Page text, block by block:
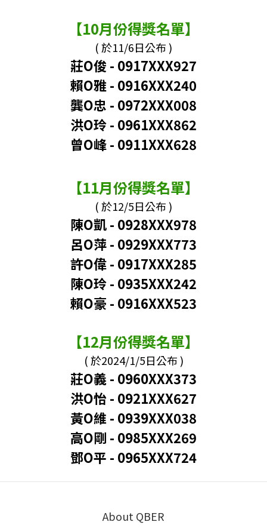
【10月份得獎名單】
( 於11/6日公布 )
莊O俊 - 0917XXX927
賴O雅- 0916XXX240
龔O忠 - 0972XXX008
洪O玲 - 0961XXX862
曾O峰 - 0911XXX628
【11月份得獎名單】
( 於12/5日公布 )
陳O凱 - 0928XXX978
呂O萍- 0929XXX773
許O偉- 0917XXX285
陳O玲 - 0935XXX242
賴O豪 - 0916XXX523
【12月份得獎名單】
( 於2024/1/5日公布 )
莊O義 - 0960XXX373
洪O怡- 0921XXX627
黃O維 - 0939XXX038
高O剛 - 0985XXX269
鄧O平 - 0965XXX724
About QBER